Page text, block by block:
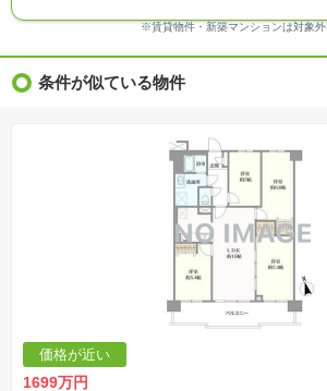
※ＣＧ合成の画像の場合、実際とは多少異なる場合があります。
※物件特徴：販売戸数が複数の物件は、全ての住戸に該当しない
※価格更新：物件価格が変更された日から１週間表示されます。
※建築条件土地の情報内に掲載されている、建物プラン例は、
の一例であって、プランの採用可否は任意です。
※土地（建築条件なし）で「建物プラン例」が表記してある時
負会社によるもので、当該建築請負会社以外で建てた場合、同
とは限りません。また建築請負会社を特定するものではありませ
※建築条件付き土地とは、その土地に建築する建物の建築請負
ことを条件として売買される土地のことをいいます。建築請負
協議するため、土地購入者が自己の希望する建物の設計協議を
交渉期間が設定され、その期間内で希望を満たすプランが実現
します。なお、この期間は概ね3ヶ月程度とされています。納得
負契約が成立しない場合、土地売買契約は白紙に戻り、土地契
手付金など）は名目のいかんに関わらず、全て返却されます。
※課税対象物件の「価格」や「費用等」は消費税込みの「総額
※「本体価格」とは、課税対象物件においては「消費税を除い
合計額を指します。
表示されておりません。
※賃貸物件・新築マンションは対象
条件が似ている物件
価格が近い
1699万円